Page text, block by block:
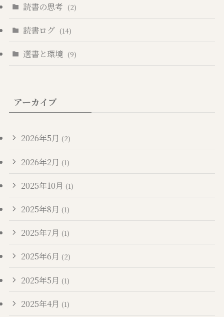
読書の思考 (2)
読書ログ (14)
選書と環境 (9)
アーカイブ
2026年5月 (2)
2026年2月 (1)
2025年10月 (1)
2025年8月 (1)
2025年7月 (1)
2025年6月 (2)
2025年5月 (1)
2025年4月 (1)